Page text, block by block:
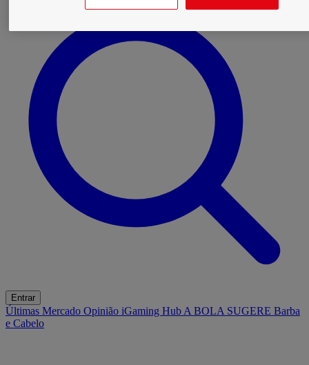
Entrar
Últimas Mercado Opinião iGaming Hub A BOLA SUGERE Barba
e Cabelo